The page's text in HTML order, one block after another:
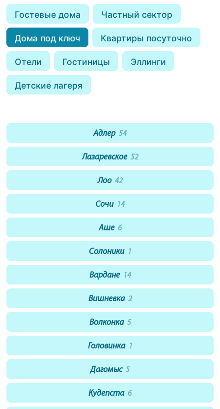
Гостевые дома Частный сектор
Дома под ключ Квартиры посуточно
Отели Гостиницы Эллинги
Детские лагеря
Адлер 54
Лазаревское 52
Лоо 42
Сочи 14
Аше 6
Солоники 1
Вардане 14
Вишневка 2
Волконка 5
Головинка 1
Дагомыс 5
Кудепста 6